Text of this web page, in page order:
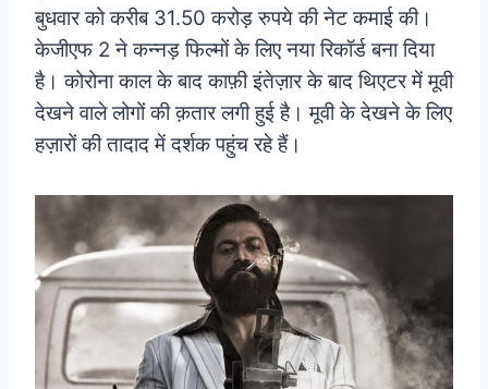
बुधवार को करीब 31.50 करोड़ रुपये की नेट कमाई की।
केजीएफ 2 ने कन्नड़ फिल्मों के लिए नया रिकॉर्ड बना दिया
है। कोरोना काल के बाद काफ़ी इंतेज़ार के बाद थिएटर में मूवी
देखने वाले लोगों की क़तार लगी हुई है। मूवी के देखने के लिए
हज़ारों की तादाद में दर्शक पहुंच रहे हैं।